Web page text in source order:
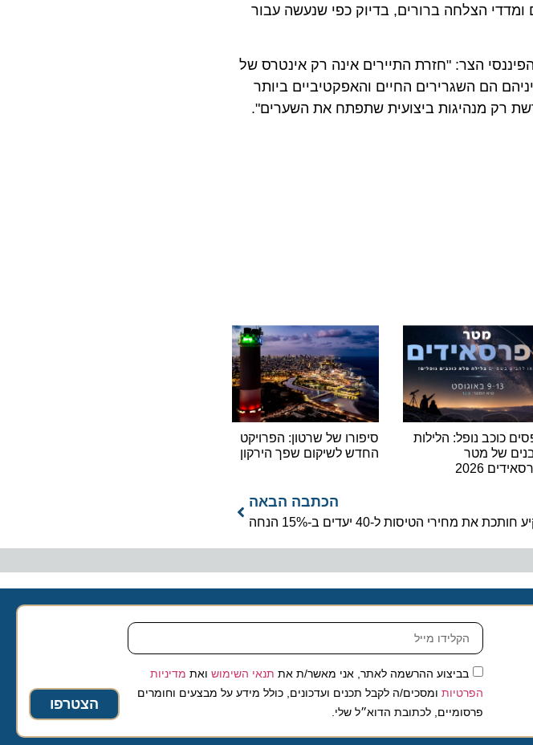
הצלחה ברורים, בדיוק כפי שנעשה עבור
הצר: "חזרת התיירים אינה רק אינטרס של
הם השגרירים החיים והאפקטיביים ביותר
מנהיגות ביצועית שתפתח את השערים".
כוכב נופל: הלילות
של מטר
2026
סיפורו של שרטון: הפרויקט
החדש לשיקום שפך הירקון
הכתבה הבאה
את מחירי הטיסות ל-40 יעדים ב-15% הנחה
בביצוע ההרשמה לאתר, אני מאשר/ת אתתנאי השימושואת מדיניות
הפרטיותומסכים/ה לקבל תכנים ועדכונים, כולל מידע על מבצעים וחומרים
פרסומיים, לכתובת הדוא״ל שלי.
הצטרפו